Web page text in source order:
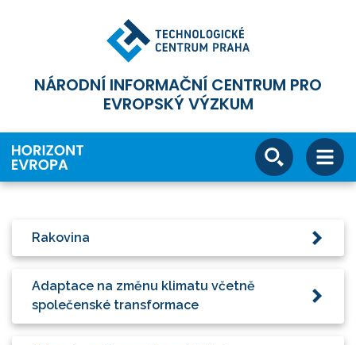
NÁRODNÍ INFORMAČNÍ CENTRUM PRO
EVROPSKÝ VÝZKUM
Rakovina
Adaptace na změnu klimatu včetně
společenské transformace